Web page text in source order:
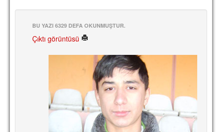
MİSYON
HAKKIMIZDA
SİTE İSTATİSTİKLERİ
REKLAM YAYINI
BU YAZI 6329 DEFA OKUNMUŞTUR.
Çıktı görüntüsü